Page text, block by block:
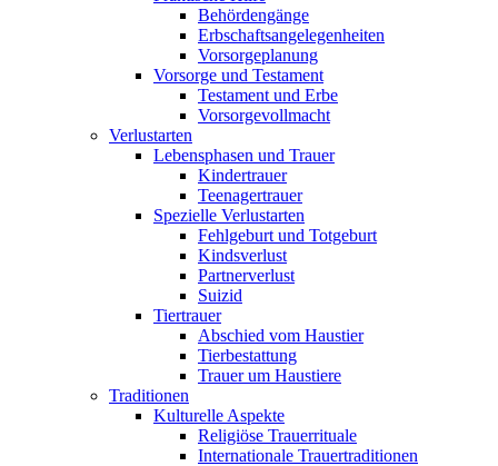
Behördengänge
Erbschaftsangelegenheiten
Vorsorgeplanung
Vorsorge und Testament
Testament und Erbe
Vorsorgevollmacht
Verlustarten
Lebensphasen und Trauer
Kindertrauer
Teenagertrauer
Spezielle Verlustarten
Fehlgeburt und Totgeburt
Kindsverlust
Partnerverlust
Suizid
Tiertrauer
Abschied vom Haustier
Tierbestattung
Trauer um Haustiere
Traditionen
Kulturelle Aspekte
Religiöse Trauerrituale
Internationale Trauertraditionen